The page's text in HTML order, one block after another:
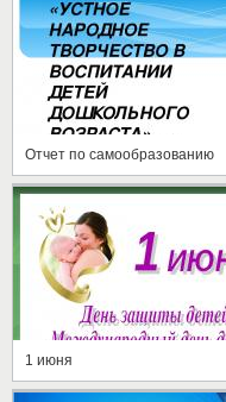
Отчет по самообразованию
1 июня